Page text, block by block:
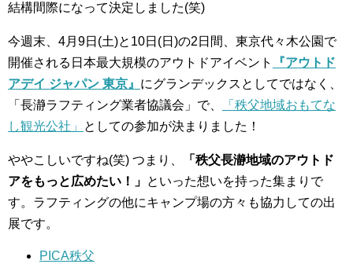
結構間際になって決定しました(笑)
今週末、4月9日(土)と10日(日)の2日間、東京代々木公園で
開催される日本最大規模のアウトドアイベント
『アウトド
アデイ ジャパン 東京』 にグランデックスとしてではなく、
「長瀞ラフティング業者協議会」で、
「秩父地域おもてな
し観光公社」
としての参加が決まりました！
ややこしいですね(笑) つまり、
「秩父長瀞地域のアウトド
アをもっと広めたい！」 といった想いを持った集まりで
す。ラフティングの他にキャンプ場の方々も協力しての出
展です。
PICA秩父